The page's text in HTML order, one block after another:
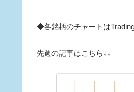
◆各銘柄のチャートは
先週の記事はこちら↓↓